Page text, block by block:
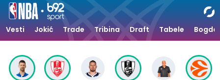
Vesti Jokić Trade Tribina Draft Tabele